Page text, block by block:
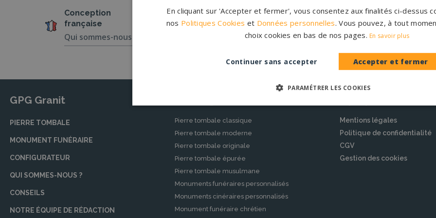
Conception
française
Qui sommes-nous ?
Créations
sur-mesure
Configurateur
1.200
en France
Nos partenaires
GPG Granit
PIERRE TOMBALE
MONUMENT FUNÉRAIRE
CONFIGURATEUR
QUI SOMMES-NOUS ?
CONSEILS
NOTRE ÉQUIPE DE RÉDACTION
Pierre tombale classique
Pierre tombale moderne
Pierre tombale originale
Pierre tombale épurée
Pierre tombale musulmane
Monuments funéraires personnalisés
Monuments cinéraires personnalisés
Monument funéraire chrétien
Mentions légales
Politique de confidentialité
CGV
Gestion des cookies
En cliquant sur 'Accepter et fermer', vous consentez aux finalités ci-dessus
nos Politiques Cookies et Données personnelles. Vous pouvez, à tout
choix cookies en bas de nos pages. En savoir plus
Accepter et fermer
Continuer sans accepter
PARAMÉTRER LES COOKIES